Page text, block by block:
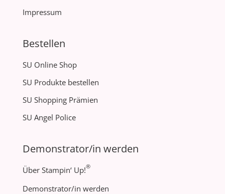
Impressum
Bestellen
SU Online Shop
SU Produkte bestellen
SU Shopping Prämien
SU Angel Police
Demonstrator/in werden
Über Stampin‘ Up!®
Demonstrator/in werden